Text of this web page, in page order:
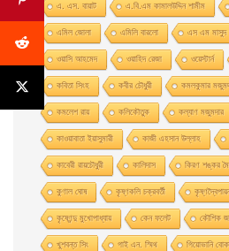
এ. এস. বায়াট এ.বি.এম কামালউদ্দিন শামীম
এমিল জোলা এমিলি বারলো এস এম মাসুদ
ওয়াসি আহমেদ ওয়াহিদ রেজা ওয়েস্টার্ন
কবিতা সিংহ কবীর চৌধুরী কমলকুমার
কমলেশ রায় কলিকৌতুক কল্যাণ মজুমদার
কাওয়াবাতা ইয়াসুমারী কাজী এহসান উল্লাহ
কাবেরী রায়চৌধুরী কালিদাস কিরণ শঙ্কর
কুণাল ঘোষ কৃষ্ণকলি চক্রবর্তী
কৃষ্ণেন্দু মুখোপাধ্যায় কেন ফলেট কৌশিক
খুশবন্ত সিং গাই এন. স্মিথ গিয়ােভানি